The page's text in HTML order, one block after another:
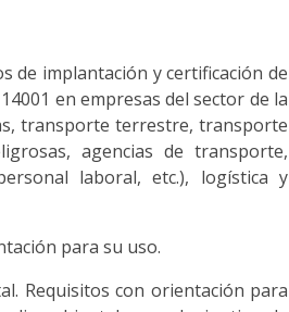
de implantación y certificación de
en empresas del sector de la
transporte terrestre, transporte
agencias de transporte,
laboral, etc.), logística y
para su uso.
Requisitos con orientación para